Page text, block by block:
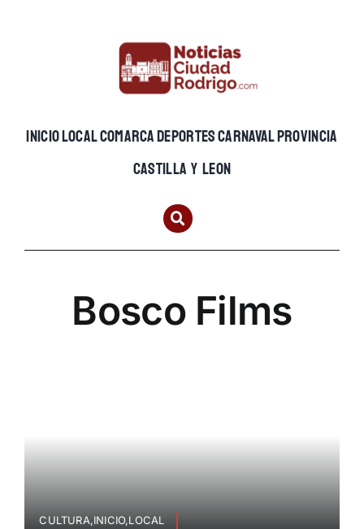
INICIOLOCALCOMARCADEPORTESCARNAVALPROVINCIA
CASTILLA Y LEON
Bosco Films
CULTURA,INICIO,LOCAL